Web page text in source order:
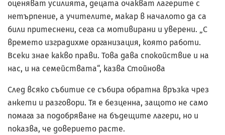
оценяват усилията, децата очакват лагерите с
нетърпение, а учителите, макар в началото да са
били притеснени, сега са мотивирани и уверени. „С
времето изградихме организация, която работи.
Всеки знае какво прави. Това дава спокойствие и на
нас, и на семействата“, казва Стойнова
След всяко събитие се събира обратна връзка чрез
анкети и разговори. Тя е безценна, защото не само
помага за подобряване на бъдещите лагери, но и
показва, че доверието расте.